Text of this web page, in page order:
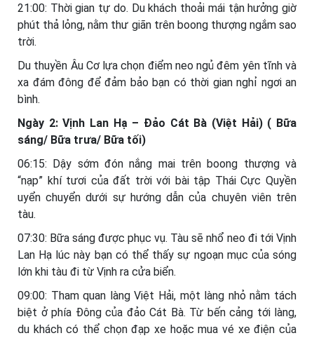
21:00: Thời gian tự do. Du khách thoải mái tận hưởng giờ
phút thả lỏng, nằm thư giãn trên boong thượng ngắm sao
trời.
Du thuyền Âu Cơ lựa chọn điểm neo ngủ đêm yên tĩnh và
xa đám đông để đảm bảo bạn có thời gian nghỉ ngơi an
bình.
Ngày 2: Vịnh Lan Hạ – Đảo Cát Bà (Việt Hải) ( Bữa
sáng/ Bữa trưa/ Bữa tối)
06:15: Dậy sớm đón nắng mai trên boong thượng và
“nạp” khí tươi của đất trời với bài tập Thái Cực Quyền
uyển chuyển dưới sự hướng dẫn của chuyên viên trên
tàu.
07:30: Bữa sáng được phục vụ. Tàu sẽ nhổ neo đi tới Vịnh
Lan Hạ lúc này bạn có thể thấy sự ngoạn mục của sóng
lớn khi tàu đi từ Vịnh ra cửa biển.
09:00: Tham quan làng Việt Hải, một làng nhỏ nằm tách
biệt ở phía Đông của đảo Cát Bà. Từ bến cảng tới làng,
du khách có thể chọn đạp xe hoặc mua vé xe điện của